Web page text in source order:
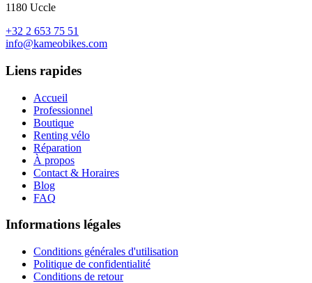
1180 Uccle
+32 2 653 75 51
info@kameobikes.com
Liens rapides
Accueil
Professionnel
Boutique
Renting vélo
Réparation
À propos
Contact & Horaires
Blog
FAQ
Informations légales
Conditions générales d'utilisation
Politique de confidentialité
Conditions de retour